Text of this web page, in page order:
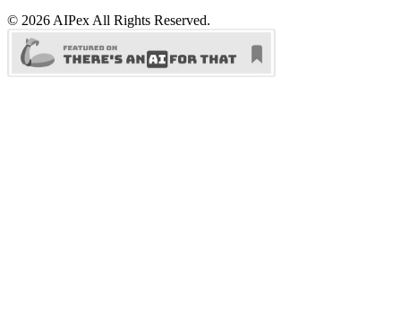
© 2026 AIPex All Rights Reserved.